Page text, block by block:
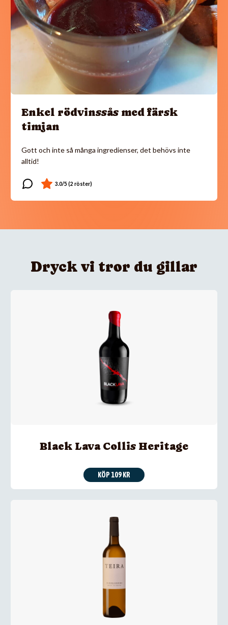
Enkel rödvinssås med färsk
timjan
Gott och inte så många ingredienser, det behövs inte
alltid!
Dryck vi tror du gillar
Black Lava Collis Heritage
KÖP 109 KR